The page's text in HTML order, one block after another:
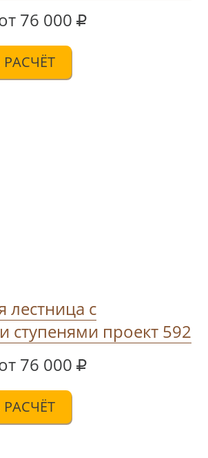
76 000
РАСЧЁТ
лестница с
ступенями проект 592
76 000
РАСЧЁТ